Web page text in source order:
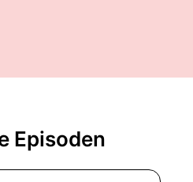
Episoden